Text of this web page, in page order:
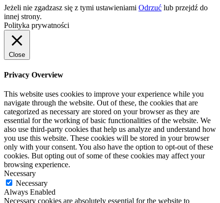
Jeżeli nie zgadzasz się z tymi ustawieniami Odrzuć lub przejdź do
innej strony.
Polityka prywatności
Close
Privacy Overview
This website uses cookies to improve your experience while you
navigate through the website. Out of these, the cookies that are
categorized as necessary are stored on your browser as they are
essential for the working of basic functionalities of the website. We
also use third-party cookies that help us analyze and understand how
you use this website. These cookies will be stored in your browser
only with your consent. You also have the option to opt-out of these
cookies. But opting out of some of these cookies may affect your
browsing experience.
Necessary
Necessary
Always Enabled
Necessary cookies are absolutely essential for the website to